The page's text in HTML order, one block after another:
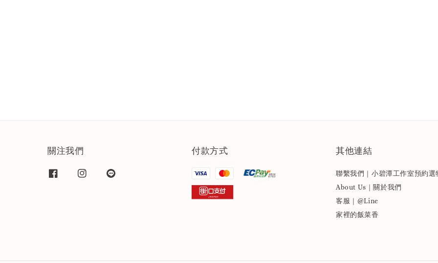
關注我們 付款方式 其他連結
聯繫我們｜小碧潭工作室預約選
About Us｜關於我們
客服｜@Line
家裡的飯菜香